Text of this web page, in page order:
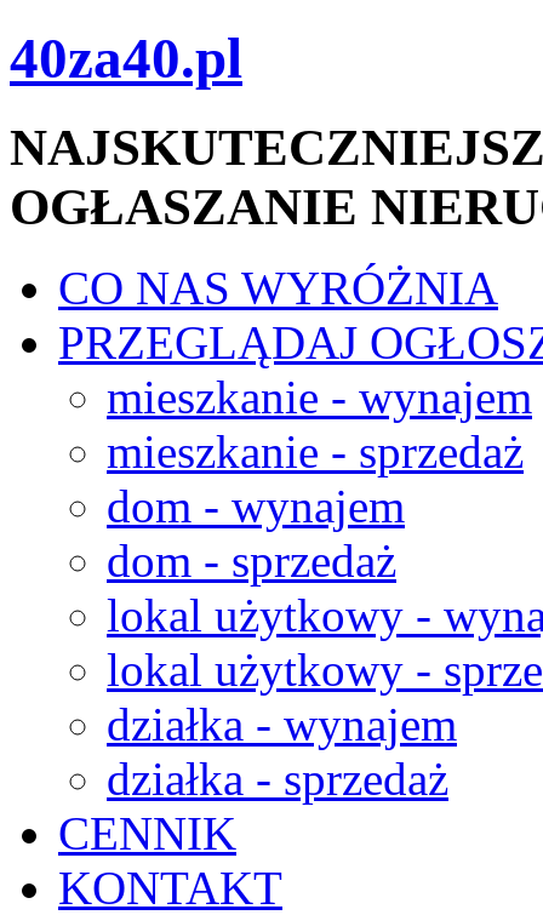
40za40.pl
OGŁASZANIE
CO NAS WYRÓŻNIA
PRZEGLĄDAJ
mieszkanie - wynajem
mieszkanie - sprzedaż
dom - wynajem
dom - sprzedaż
lokal użytkowy -
lokal użytkowy -
działka - wynajem
działka - sprzedaż
CENNIK
KONTAKT